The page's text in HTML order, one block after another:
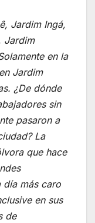
Jardim Ingá,
Jardim
en la
Jardim
¿De dónde
sin
pasaron a
La
que hace
día más caro
en sus
de